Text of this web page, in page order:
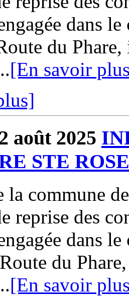
dans
du
[En savoir
août 2025
STE ROSE
la commune
reprise des
dans
du
[En savoir